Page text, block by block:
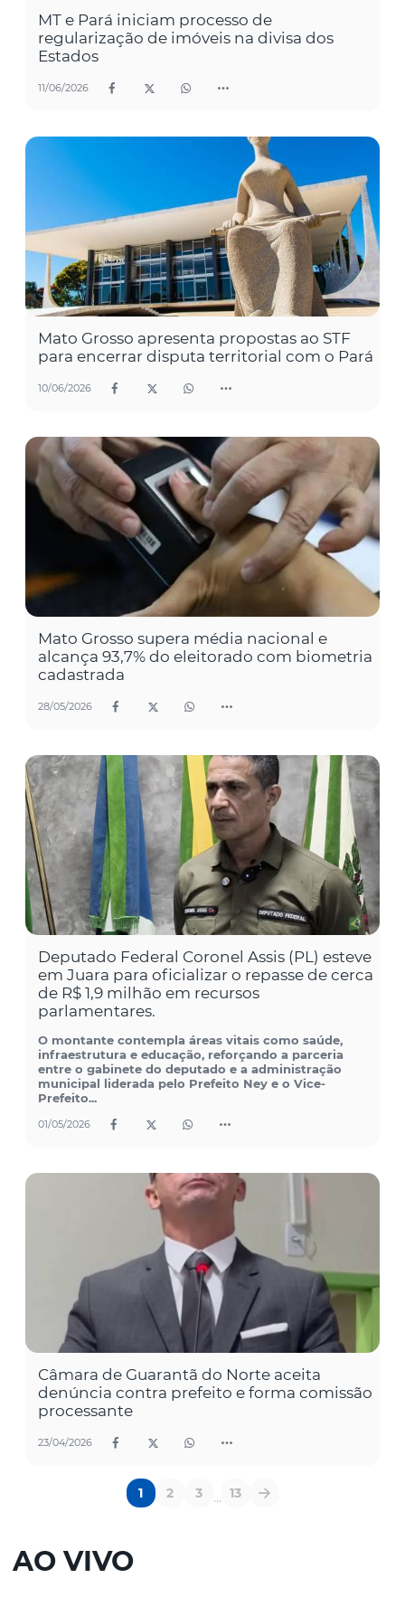
MT e Pará iniciam processo de
regularização de imóveis na divisa dos
Estados
11/06/2026
Mato Grosso apresenta propostas ao STF
para encerrar disputa territorial com o Pará
10/06/2026
Mato Grosso supera média nacional e
alcança 93,7% do eleitorado com biometria
cadastrada
28/05/2026
Deputado Federal Coronel Assis (PL) esteve
em Juara para oficializar o repasse de cerca
de R$ 1,9 milhão em recursos
parlamentares.
O montante contempla áreas vitais como saúde,
infraestrutura e educação, reforçando a parceria
entre o gabinete do deputado e a administração
municipal liderada pelo Prefeito Ney e o Vice-
Prefeito...
01/05/2026
Câmara de Guarantã do Norte aceita
denúncia contra prefeito e forma comissão
processante
23/04/2026
1 2 3 ... 13
AO VIVO